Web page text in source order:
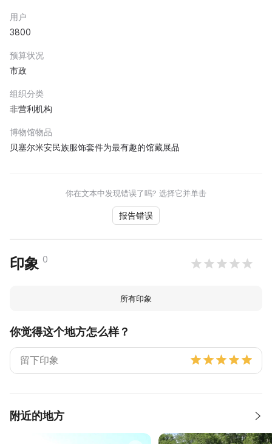
用户
3800
预算状况
市政
组织分类
非营利机构
博物馆物品
贝塞尔米安民族服饰套件为最有趣的馆藏展品
你在文本中发现错误了吗? 选择它并单击
报告错误
印象 0
所有印象
你觉得这个地方怎么样？
附近的地方